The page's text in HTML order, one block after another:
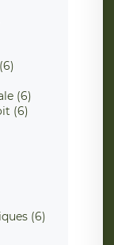
(6)
(6)
(6)